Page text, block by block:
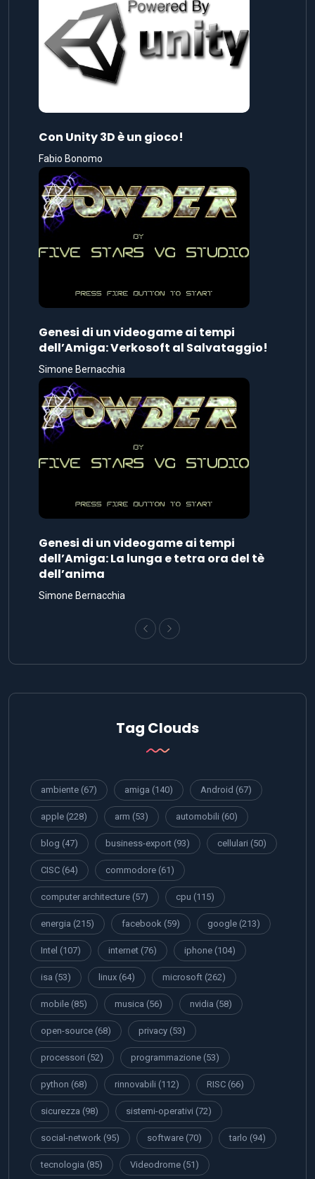
Con Unity 3D è un gioco!
Fabio Bonomo
Genesi di un videogame ai tempi
dell’Amiga: Verkosoft al Salvataggio!
Simone Bernacchia
Genesi di un videogame ai tempi
dell’Amiga: La lunga e tetra ora del tè
dell’anima
Simone Bernacchia
Tag Clouds
ambiente (67) amiga (140) Android (67)
apple (228) arm (53) automobili (60)
blog (47) business-export (93) cellulari (50)
CISC (64) commodore (61)
computer architecture (57) cpu (115)
energia (215) facebook (59) google (213)
Intel (107) internet (76) iphone (104)
isa (53) linux (64) microsoft (262)
mobile (85) musica (56) nvidia (58)
open-source (68) privacy (53)
processori (52) programmazione (53)
python (68) rinnovabili (112) RISC (66)
sicurezza (98) sistemi-operativi (72)
social-network (95) software (70) tarlo (94)
tecnologia (85) Videodrome (51)